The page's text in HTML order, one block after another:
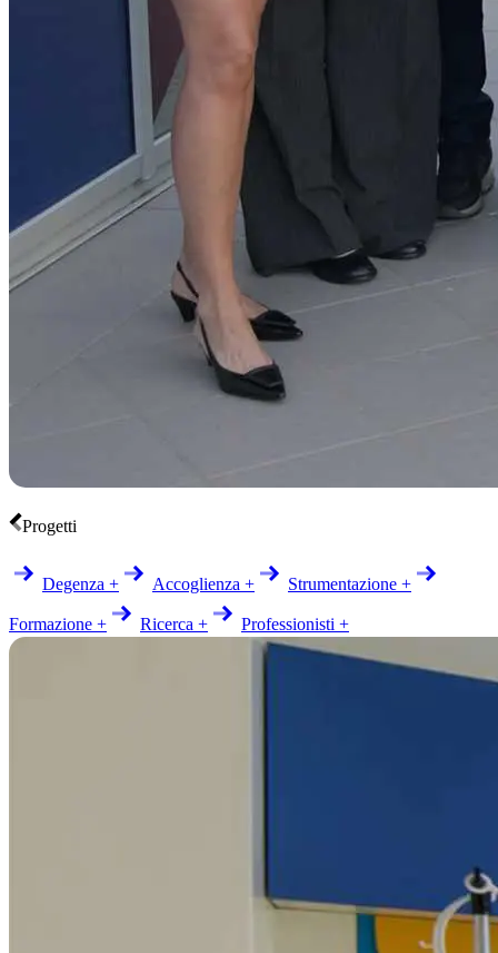
Progetti
Degenza + Accoglienza + Strumentazione +
Formazione + Ricerca + Professionisti +